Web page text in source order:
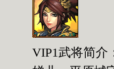
VIP1武将简介